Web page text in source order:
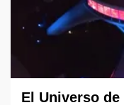
El Universo